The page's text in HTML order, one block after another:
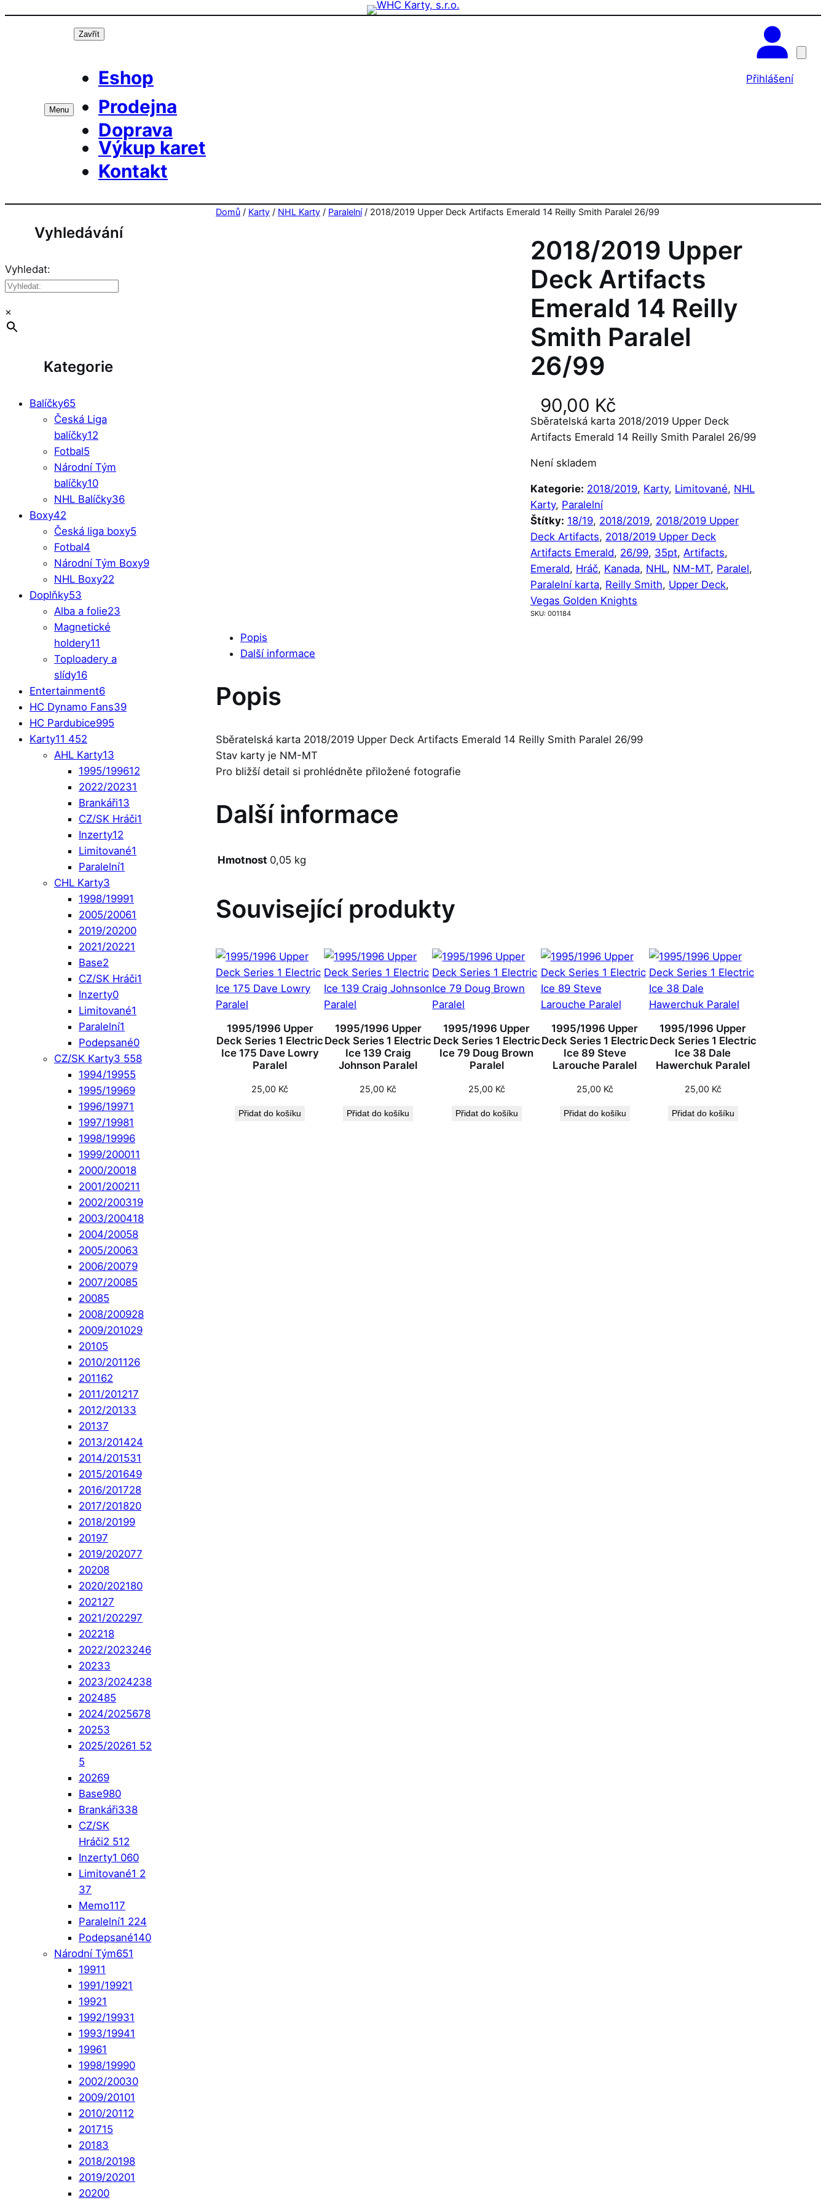
Přeskočit
Menu
Zavřít
Eshop
Prodejna
Doprava
Výkup karet
Kontakt
Přihlášení
Vyhledávání
Vyhledat:
×
Kategorie
Balíčky65
Česká Liga
balíčky12
Fotbal5
Národní Tým
balíčky10
NHL Balíčky36
Boxy42
Česká liga boxy5
Fotbal4
Národní Tým Boxy9
NHL Boxy22
Doplňky53
Alba a folie23
Magnetické
holdery11
Toploadery a
slídy16
Entertainment6
HC Dynamo Fans39
HC Pardubice995
Karty11 452
AHL Karty13
1995/199612
2022/20231
Brankáři13
CZ/SK Hráči1
Inzerty12
Limitované1
Paralelní1
CHL Karty3
1998/19991
2005/20061
2019/20200
2021/20221
Base2
CZ/SK Hráči1
Inzerty0
Limitované1
Paralelní1
Podepsané0
CZ/SK Karty3 558
1994/19955
1995/19969
1996/19971
1997/19981
1998/19996
1999/200011
2000/20018
2001/200211
2002/200319
2003/200418
2004/20058
2005/20063
2006/20079
2007/20085
20085
2008/200928
2009/201029
20105
2010/201126
201162
2011/201217
2012/20133
20137
2013/201424
2014/201531
2015/201649
2016/201728
2017/201820
2018/20199
20197
2019/202077
20208
2020/202180
202127
2021/202297
202218
2022/2023246
20233
2023/2024238
202485
2024/2025678
20253
2025/20261 52
5
20269
Base980
Brankáři338
CZ/SK
Hráči2 512
Inzerty1 060
Limitované1 2
37
Memo117
Paralelní1 224
Podepsané140
Národní Tým651
19911
1991/19921
19921
1992/19931
1993/19941
19961
1998/19990
2002/20030
2009/20101
2010/20112
201715
20183
2018/20198
2019/20201
20200
Domů / Karty / NHL Karty / Paralelní/ 2018/2019 Upper Deck Artifacts Emerald 14 Reilly Smith Paralel 26/99
2018/2019 Upper
Deck Artifacts
Emerald 14 Reilly
Smith Paralel
26/99
90,00 Kč
Sběratelská karta 2018/2019 Upper Deck
Artifacts Emerald 14 Reilly Smith Paralel 26/99
Není skladem
Kategorie: 2018/2019, Karty, Limitované, NHL
Karty, Paralelní
Štítky: 18/19, 2018/2019, 2018/2019 Upper
Deck Artifacts, 2018/2019 Upper Deck
Artifacts Emerald, 26/99, 35pt, Artifacts
Emerald, Hráč, Kanada, NHL, NM-MT, Paralel
Paralelní karta, Reilly Smith, Upper Deck
Vegas Golden Knights
SKU: 001184
Popis
Další informace
Popis
Sběratelská karta 2018/2019 Upper Deck Artifacts Emerald 14 Reilly Smith Paralel 26/99
Stav karty je NM-MT
Pro bližší detail si prohlédněte přiložené fotografie
Další informace
Hmotnost 0,05 kg
Související produkty
1995/1996 Upper
Deck Series 1 Electric
Ice 175 Dave Lowry
Paralel
25,00 Kč
Přidat do košíku
1995/1996 Upper
Deck Series 1 Electric
Ice 139 Craig
Johnson Paralel
25,00 Kč
Přidat do košíku
1995/1996 Upper
Deck Series 1 Electric
Ice 79 Doug Brown
Paralel
25,00 Kč
Přidat do košíku
1995/1996 Upper
Deck Series 1 Electric
Ice 89 Steve
Larouche Paralel
25,00 Kč
Přidat do košíku
1995/1996 Upper
Deck Series 1 Electric
Ice 38 Dale
Hawerchuk Paralel
25,00 Kč
Přidat do košíku